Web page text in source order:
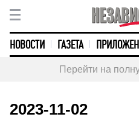
НОВОСТИ ГАЗЕТА
Перейти на
2023-11-02